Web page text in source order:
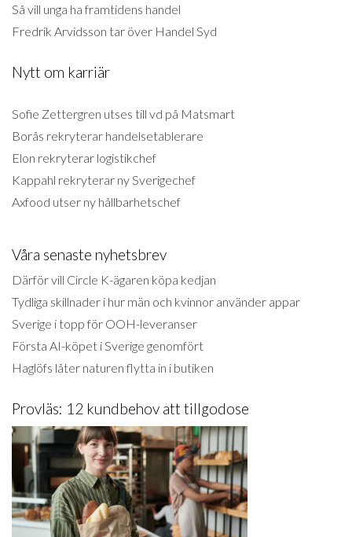
Så vill unga ha framtidens handel
Fredrik Arvidsson tar över Handel Syd
Nytt om karriär
Sofie Zettergren utses till vd på Matsmart
Borås rekryterar handelsetablerare
Elon rekryterar logistikchef
Kappahl rekryterar ny Sverigechef
Axfood utser ny hållbarhetschef
Våra senaste nyhetsbrev
Därför vill Circle K-ägaren köpa kedjan
Tydliga skillnader i hur män och kvinnor använder appar
Sverige i topp för OOH-leveranser
Första AI-köpet i Sverige genomfört
Haglöfs låter naturen flytta in i butiken
Provläs: 12 kundbehov att tillgodose